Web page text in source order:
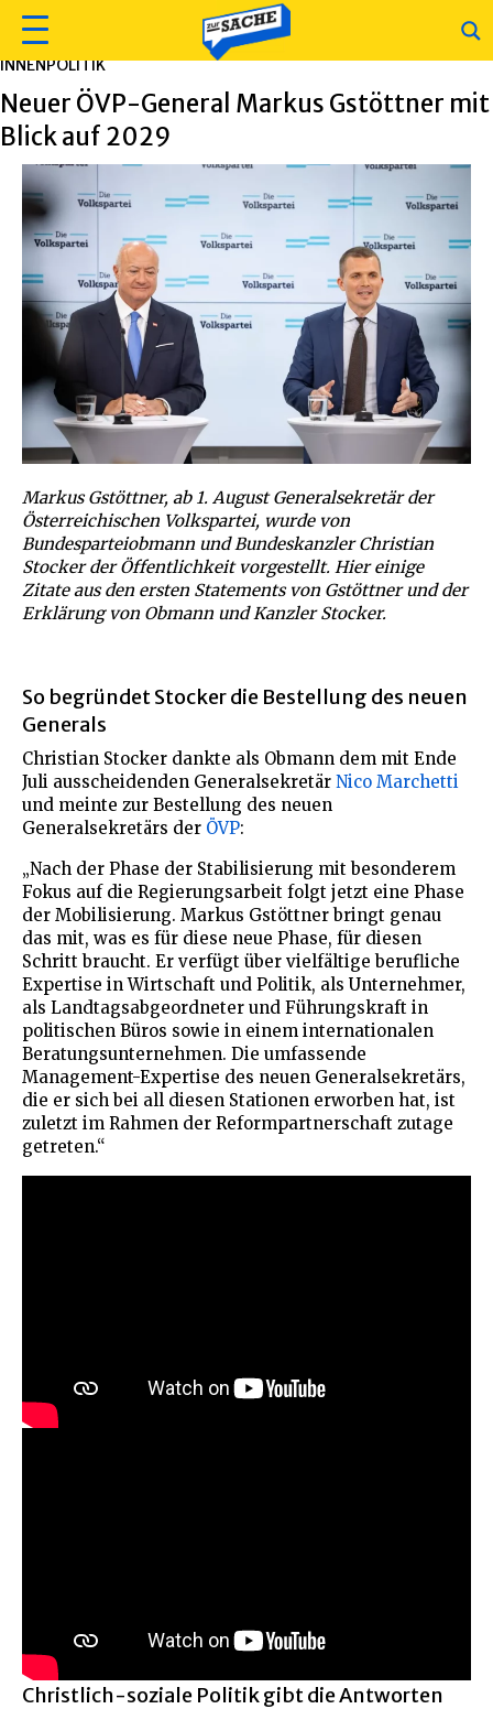
INNENPOLITIK
Neuer ÖVP-General Markus Gstöttner mit
Blick auf 2029
Markus Gstöttner, ab 1. August Generalsekretär der
Österreichischen Volkspartei, wurde von
Bundesparteiobmann und Bundeskanzler Christian
Stocker der Öffentlichkeit vorgestellt. Hier einige
Zitate aus den ersten Statements von Gstöttner und der
Erklärung von Obmann und Kanzler Stocker.
So begründet Stocker die Bestellung des neuen
Generals
Christian Stocker dankte als Obmann dem mit Ende
Juli ausscheidenden Generalsekretär Nico Marchetti
und meinte zur Bestellung des neuen
Generalsekretärs der ÖVP:
„Nach der Phase der Stabilisierung mit besonderem
Fokus auf die Regierungsarbeit folgt jetzt eine Phase
der Mobilisierung. Markus Gstöttner bringt genau
das mit, was es für diese neue Phase, für diesen
Schritt braucht. Er verfügt über vielfältige berufliche
Expertise in Wirtschaft und Politik, als Unternehmer,
als Landtagsabgeordneter und Führungskraft in
politischen Büros sowie in einem internationalen
Beratungsunternehmen. Die umfassende
Management-Expertise des neuen Generalsekretärs,
die er sich bei all diesen Stationen erworben hat, ist
zuletzt im Rahmen der Reformpartnerschaft zutage
getreten.“
Christlich-soziale Politik gibt die Antworten